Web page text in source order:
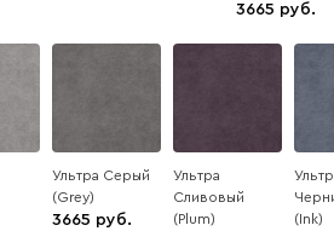
3665
Ультра Серый
(Grey)
3665
Ультра
Сливовый
(Plum)
(Ink)